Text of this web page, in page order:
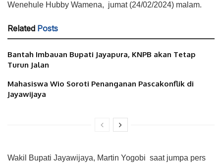
Wenehule Hubby Wamena, jumat (24/02/2024) malam.
Related Posts
Bantah Imbauan Bupati Jayapura, KNPB akan Tetap
Turun Jalan
Mahasiswa Wio Soroti Penanganan Pascakonflik di
Jayawijaya
Wakil Bupati Jayawijaya, Martin Yogobi saat jumpa pers